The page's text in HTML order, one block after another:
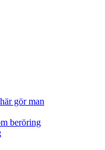
gör man
beröring